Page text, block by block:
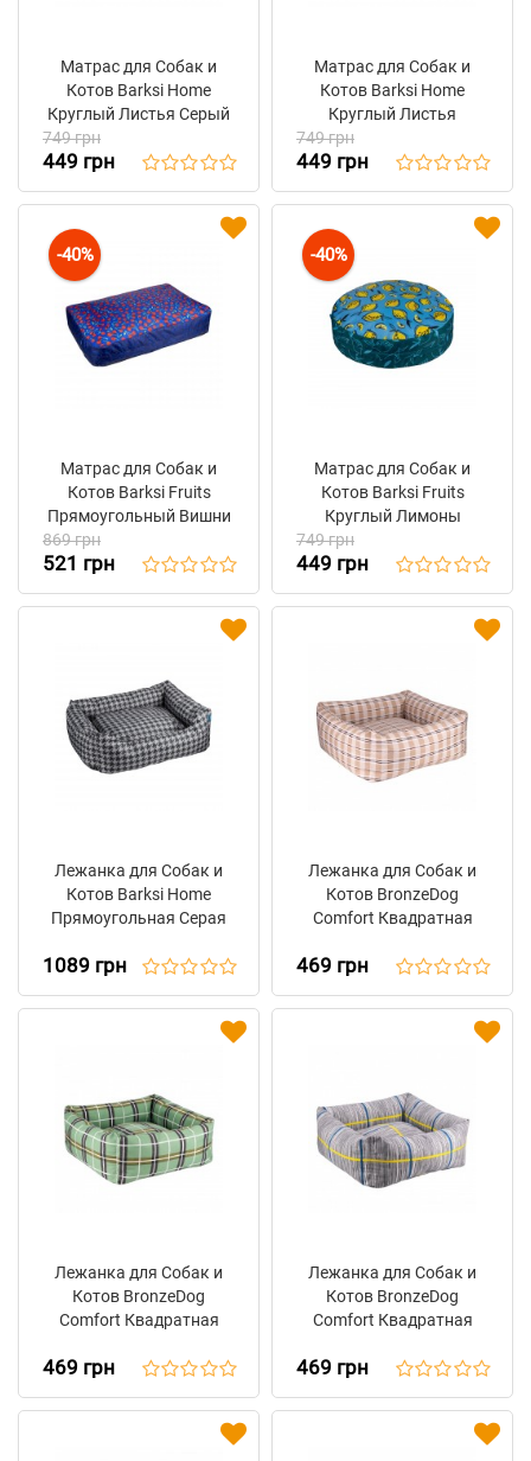
Матрас для Собак и
Котов Barksi Home
Круглый Листья Серый
749 грн
449 грн
Матрас для Собак и
Котов Barksi Home
Круглый Листья
749 грн
449 грн
-40%
Матрас для Собак и
Котов Barksi Fruits
Прямоугольный Вишни
869 грн
521 грн
-40%
Матрас для Собак и
Котов Barksi Fruits
Круглый Лимоны
749 грн
449 грн
Лежанка для Собак и
Котов Barksi Home
Прямоугольная Серая
1089 грн
Лежанка для Собак и
Котов BronzeDog
Comfort Квадратная
469 грн
Лежанка для Собак и
Котов BronzeDog
Comfort Квадратная
469 грн
Лежанка для Собак и
Котов BronzeDog
Comfort Квадратная
469 грн